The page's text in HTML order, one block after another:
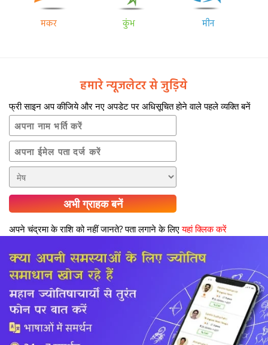
मकर कुंभ मीन
हमारे न्यूजलेटर से जुड़िये
फ्री साइन अप कीजिये और नए अपडेट पर अधिसूचित होने वाले पहले व्यक्ति बनें
अभी ग्राहक बनें
अपने चंद्रमा के राशि को नहीं जानते? पता लगाने के लिएयहां क्लिक करें